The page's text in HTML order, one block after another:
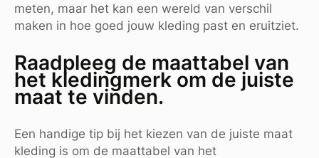
meten, maar het kan een wereld van verschil
maken in hoe goed jouw kleding past en eruitziet.
Raadpleeg de maattabel van
het kledingmerk om de juiste
maat te vinden.
Een handige tip bij het kiezen van de juiste maat
kleding is om de maattabel van het